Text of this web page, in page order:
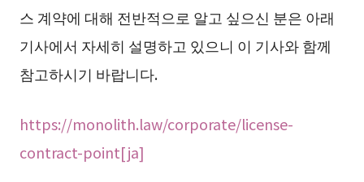
스 계약에 대해 전반적으로 알고 싶으신 분은 아래
기사에서 자세히 설명하고 있으니 이 기사와 함께
참고하시기 바랍니다.
https://monolith.law/corporate/license-
contract-point[ja]